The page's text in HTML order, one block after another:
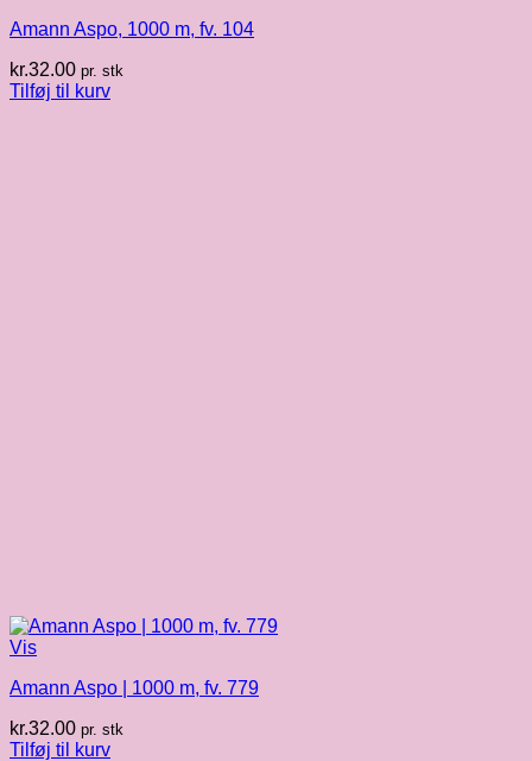
Amann Aspo, 1000 m, fv. 104
kr.32.00 pr. stk
Tilføj til kurv
Vis
Amann Aspo | 1000 m, fv. 779
kr.32.00 pr. stk
Tilføj til kurv